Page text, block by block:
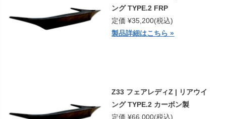
ング TYPE.2 FRP
定価 ¥35,200(税込)
製品詳細はこちら »
Z33 フェアレディZ | リアウイ
ング TYPE.2 カーボン製
定価 ¥66,000(税込)